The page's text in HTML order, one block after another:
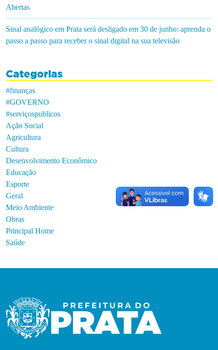
Abertas
Sinal analógico em Prata será desligado em 30 de junho: aprenda o
passo a passo para receber o sinal digital na sua televisão
Categorias
#finanças
#GOVERNO
#serviçospublicos
Ação Social
Agricultura
Cultura
Desenvolvimento Econômico
Educação
Esporte
Geral
Meio Ambiente
Obras
Principal Home
Saúde